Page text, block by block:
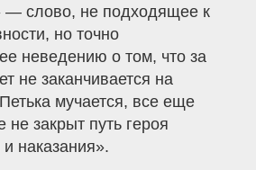
— слово, не подходящее к
но точно
неведению о том, что за
не заканчивается на
мучается, все еще
закрыт путь героя
наказания».